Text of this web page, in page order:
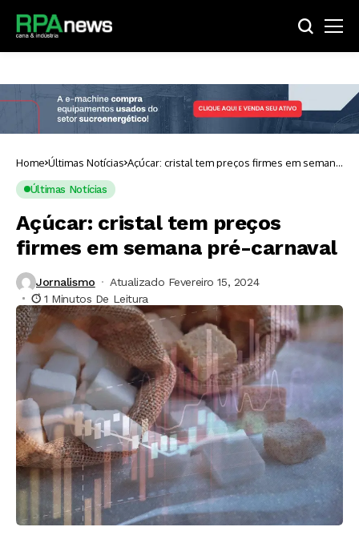
Home Últimas Notícias Açúcar: cristal tem preços firmes em semana
pré-carnaval
Últimas Notícias
Açúcar: cristal tem preços
firmes em semana pré-carnaval
Jornalismo
Atualizado Fevereiro 15, 2024
1 Minutos De Leitura